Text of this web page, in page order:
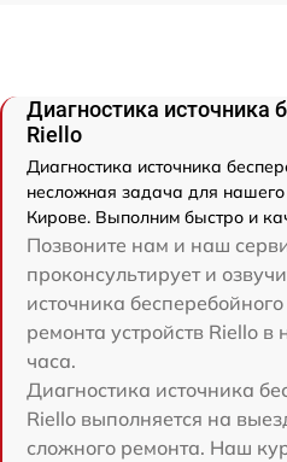
Диагностика источника
Riello
Диагностика источника
несложная задача для нашего
Кирове. Выполним быстро и
Позвоните нам и наш
проконсультирует и
источника
ремонта устройств Riello
часа.
Диагностика источника
Riello выполняется на
сложного ремонта. Наш